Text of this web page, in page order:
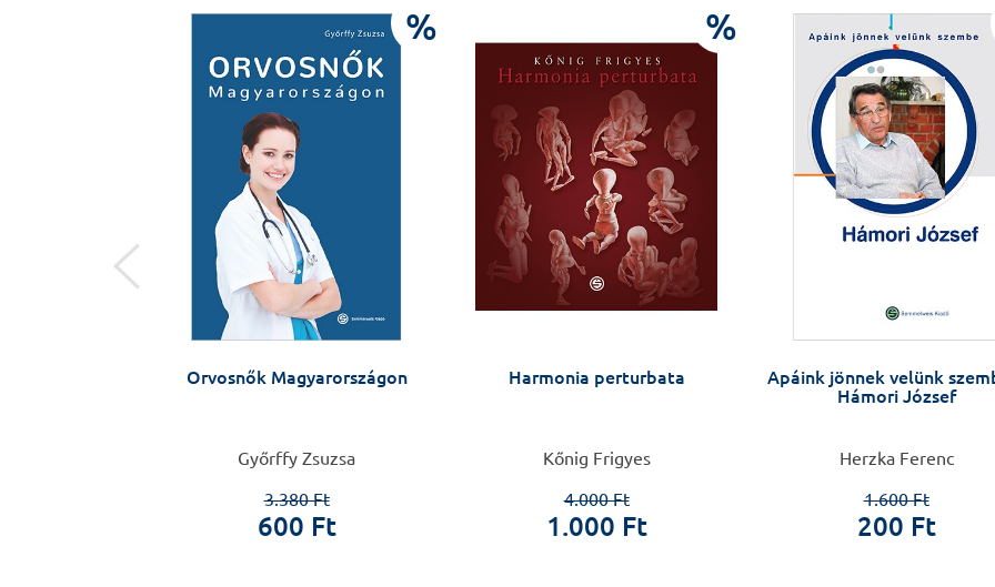
%
Orvosnők Magyarországon
Győrffy Zsuzsa
3.380 Ft
600 Ft
%
Harmonia perturbata
Kőnig Frigyes
4.000 Ft
1.000 Ft
Apáink jönnek velünk
Hámori József
Herzka Ferenc
1.600 Ft
200 Ft